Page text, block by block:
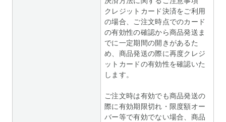
クレジットカード決済をご利用
の場合、ご注文時点でのカード
の有効性の確認から商品発送ま
でに一定期間の開きがあるた
め、商品発送の際に再度クレジ
ットカードの有効性を確認いた
します。
ご注文時は有効でも商品発送の
際に有効期限切れ・限度額オー
バー等で有効でない場合、商品